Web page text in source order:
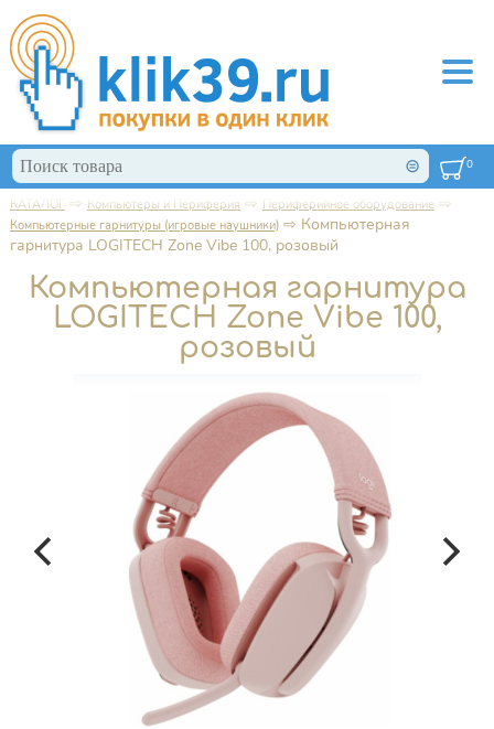
Перейти к основному содержанию
Форма поиска
Поиск 0
Вы здесь
КАТАЛОГ ⇨ Компьютеры и Периферия ⇨ Периферийное оборудование ⇨
Компьютерные гарнитуры (игровые наушники)⇨ Компьютерная
гарнитура LOGITECH Zone Vibe 100, розовый
Компьютерная гарнитура
LOGITECH Zone Vibe 100,
розовый